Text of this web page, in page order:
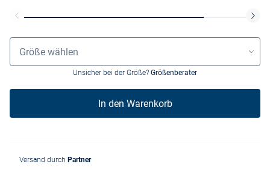
Größenauswahl
Größe wählen
Unsicher bei der Größe? Größenberater
In den Warenkorb
Versand durch Partner